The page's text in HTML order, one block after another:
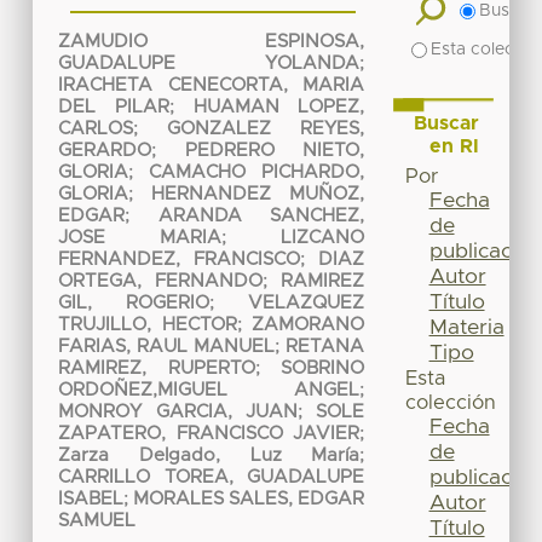
ZAMUDIO ESPINOSA,
GUADALUPE YOLANDA;
IRACHETA CENECORTA, MARIA
DEL PILAR;
HUAMAN LOPEZ,
CARLOS; GONZALEZ REYES,
GERARDO;
PEDRERO NIETO,
GLORIA; CAMACHO PICHARDO,
GLORIA;
HERNANDEZ MUÑOZ,
EDGAR; ARANDA SANCHEZ,
JOSE MARIA;
LIZCANO
FERNANDEZ, FRANCISCO;
DIAZ
ORTEGA, FERNANDO;
RAMIREZ
GIL, ROGERIO; VELAZQUEZ
TRUJILLO, HECTOR; ZAMORANO
FARIAS, RAUL MANUEL; RETANA
RAMIREZ, RUPERTO; SOBRINO
ORDOÑEZ,MIGUEL ANGEL;
MONROY GARCIA, JUAN ; SOLE
ZAPATERO, FRANCISCO JAVIER;
Zarza Delgado, Luz María;
CARRILLO TOREA, GUADALUPE
ISABEL; MORALES SALES, EDGAR
SAMUEL
Buscar
Esta
Buscar
en RI
Por
Fecha
de
publicación
Autor
Título
Materia
Tipo
Esta
colección
Fecha
de
publicación
Autor
Título